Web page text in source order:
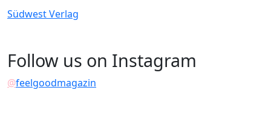
Südwest Verlag
Follow us on Instagram
@feelgoodmagazin